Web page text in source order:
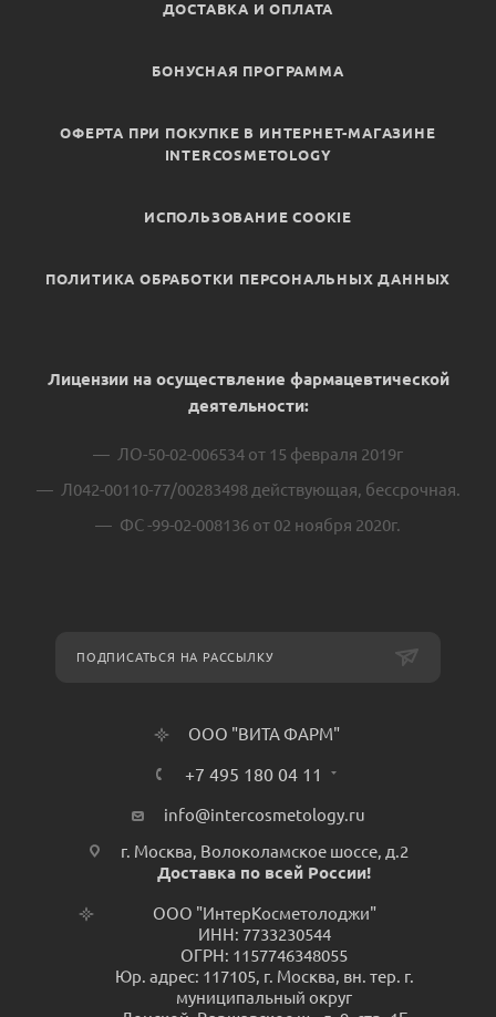
ДОСТАВКА И ОПЛАТА
БОНУСНАЯ ПРОГРАММА
ОФЕРТА ПРИ ПОКУПКЕ В ИНТЕРНЕТ-МАГАЗИНЕ
INTERCOSMETOLOGY
ИСПОЛЬЗОВАНИЕ COOKIE
ПОЛИТИКА ОБРАБОТКИ ПЕРСОНАЛЬНЫХ ДАННЫХ
Лицензии на осуществление фармацевтической
деятельности:
ЛО-50-02-006534 от 15 февраля 2019г
Л042-00110-77/00283498 действующая, бессрочная.
ФС -99-02-008136 от 02 ноября 2020г.
ПОДПИСАТЬСЯ НА РАССЫЛКУ
ООО "ВИТА ФАРМ"
+7 495 180 04 11
info@intercosmetology.ru
г. Москва, Волоколамское шоссе, д.2
Доставка по всей России!
ООО "ИнтерКосметолоджи"
ИНН: 7733230544
ОГРН: 1157746348055
Юр. адрес: 117105, г. Москва, вн. тер. г.
муниципальный округ